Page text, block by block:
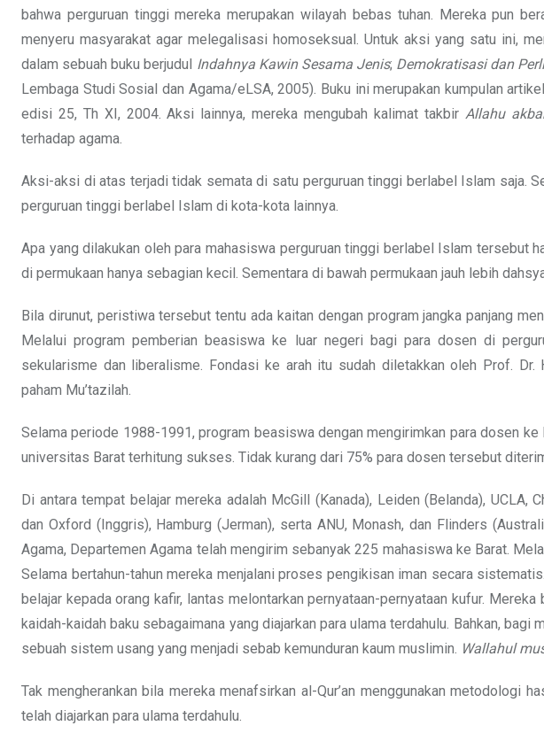
bahwa perguruan tinggi mereka merupakan wilayah bebas tuhan. Mereka pun
menyeru masyarakat agar melegalisasi homoseksual. Untuk aksi yang satu ini,
dalam sebuah buku berjudul Indahnya Kawin Sesama Jenis; Demokratisasi dan
Lembaga Studi Sosial dan Agama/eLSA, 2005). Buku ini merupakan kumpulan
edisi 25, Th XI, 2004. Aksi lainnya, mereka mengubah kalimat takbir Allahu
terhadap agama.
Aksi-aksi di atas terjadi tidak semata di satu perguruan tinggi berlabel Islam saja.
perguruan tinggi berlabel Islam di kota-kota lainnya.
Apa yang dilakukan oleh para mahasiswa perguruan tinggi berlabel Islam tersebut
di permukaan hanya sebagian kecil. Sementara di bawah permukaan jauh lebih
Bila dirunut, peristiwa tersebut tentu ada kaitan dengan program jangka panjang
Melalui program pemberian beasiswa ke luar negeri bagi para dosen di
sekularisme dan liberalisme. Fondasi ke arah itu sudah diletakkan oleh Prof. Dr.
paham Mu’tazilah.
Selama periode 1988-1991, program beasiswa dengan mengirimkan para dosen
universitas Barat terhitung sukses. Tidak kurang dari 75% para dosen tersebut
Di antara tempat belajar mereka adalah McGill (Kanada), Leiden (Belanda), UCLA,
dan Oxford (Inggris), Hamburg (Jerman), serta ANU, Monash, dan Flinders
Agama, Departemen Agama telah mengirim sebanyak 225 mahasiswa ke Barat.
Selama bertahun-tahun mereka menjalani proses pengikisan iman secara
belajar kepada orang kafir, lantas melontarkan pernyataan-pernyataan kufur.
kaidah-kaidah baku sebagaimana yang diajarkan para ulama terdahulu. Bahkan, bagi
sebuah sistem usang yang menjadi sebab kemunduran kaum muslimin. Wallahul
Tak mengherankan bila mereka menafsirkan al-Qur’an menggunakan metodologi
telah diajarkan para ulama terdahulu.